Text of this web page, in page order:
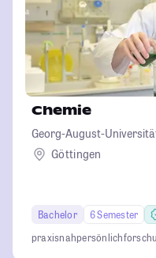
Chemie
Georg-August-
Göttingen
Bachelor 6 Semester
praxisnahpersönlich